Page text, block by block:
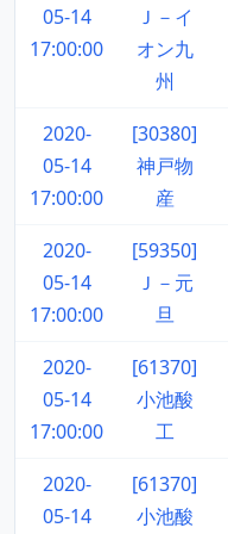
05-14
17:00:00
Ｊ－イ
オン九
州
2020-
05-14
17:00:00
[30380]
神戸物
産
2020-
05-14
17:00:00
[59350]
Ｊ－元
旦
2020-
05-14
17:00:00
[61370]
小池酸
工
2020-
05-14
[61370]
小池酸